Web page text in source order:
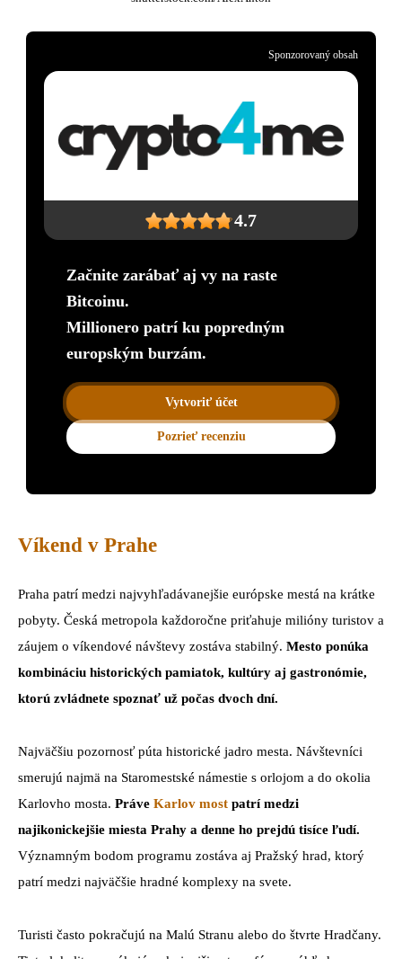
4.7
Začnite zarábať aj vy na raste
Bitcoinu.
Millionero patrí ku popredným
europským burzám.
Vytvoriť účet
Pozrieť recenziu
Sponzorovaný obsah
Víkend v Prahe
Praha patrí medzi najvyhľadávanejšie európske mestá na krátke
pobyty. Česká metropola každoročne priťahuje milióny turistov a
záujem o víkendové návštevy zostáva stabilný. Mesto ponúka
kombináciu historických pamiatok, kultúry aj gastronómie,
ktorú zvládnete spoznať už počas dvoch dní.
Najväčšiu pozornosť púta historické jadro mesta. Návštevníci
smerujú najmä na Staromestské námestie s orlojom a do okolia
Karlovho mosta. Práve Karlov most patrí medzi
najikonickejšie miesta Prahy a denne ho prejdú tisíce ľudí.
Významným bodom programu zostáva aj Pražský hrad, ktorý
patrí medzi najväčšie hradné komplexy na svete.
Turisti často pokračujú na Malú Stranu alebo do štvrte Hradčany.